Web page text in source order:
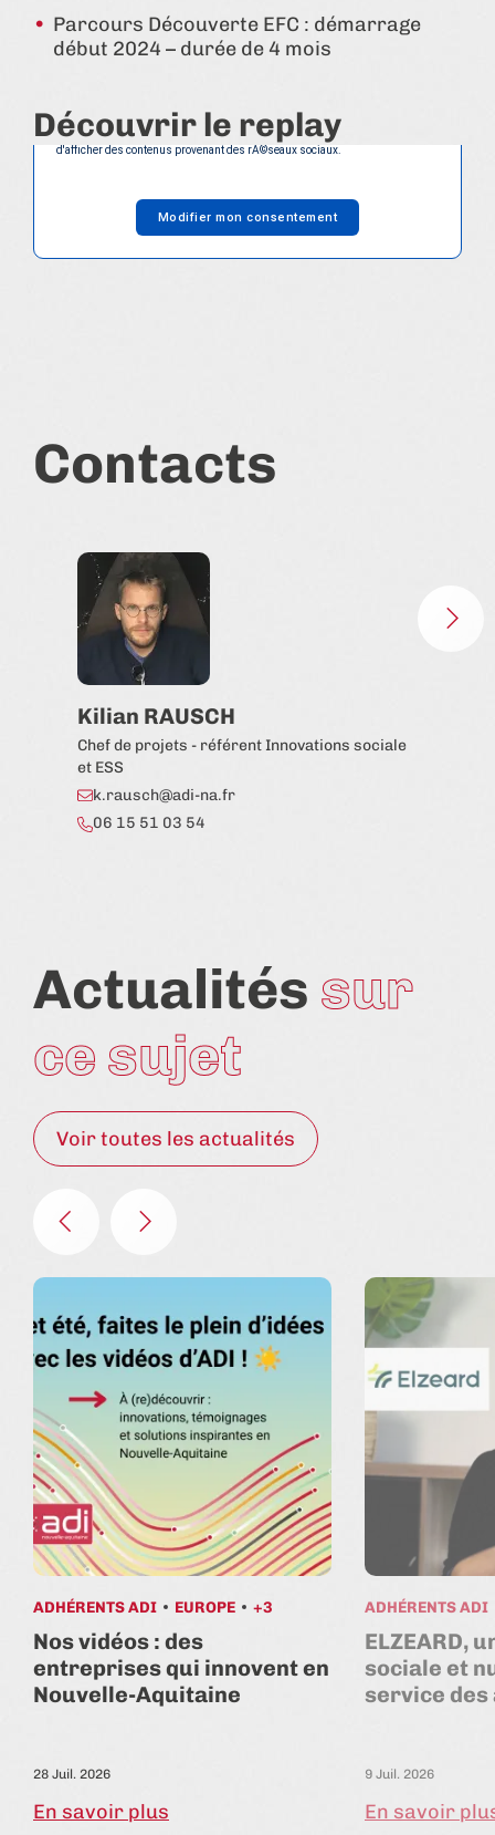
Parcours Découverte EFC : démarrage
début 2024 – durée de 4 mois
Découvrir le replay
Interactions avec les rÃ©seaux sociaux : Ces cookies vous permettent de
partager des contenus de notre site, d'interagir avec les rÃ©seaux sociaux et
d'afficher des contenus provenant des rÃ©seaux sociaux.
Modifier mon consentement
Contacts
Kilian RAUSCH
Chef de projets - référent Innovations sociale
et ESS
k.rausch@adi-na.fr
06 15 51 03 54
Actualités sur
ce sujet
Voir toutes les actualités
ADHÉRENTS ADI EUROPE +3
Nos vidéos : des
entreprises qui innovent en
Nouvelle-Aquitaine
28 Juil. 2026
En savoir plus
ADHÉRENTS ADI
ELZEARD,
sociale et
service
9 Juil. 2026
En savoir